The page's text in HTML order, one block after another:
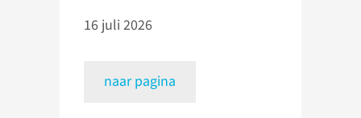
16 juli 2026
naar pagina